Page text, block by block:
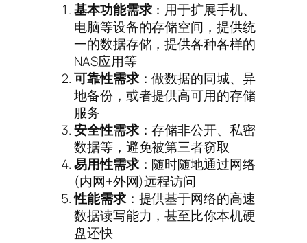
基本功能需求：用于扩展手机、
电脑等设备的存储空间，提供统
一的数据存储，提供各种各样的
NAS应用等
可靠性需求：做数据的同城、异
地备份，或者提供高可用的存储
服务
安全性需求：存储非公开、私密
数据等，避免被第三者窃取
易用性需求：随时随地通过网络
(内网+外网)远程访问
性能需求：提供基于网络的高速
数据读写能力，甚至比你本机硬
盘还快